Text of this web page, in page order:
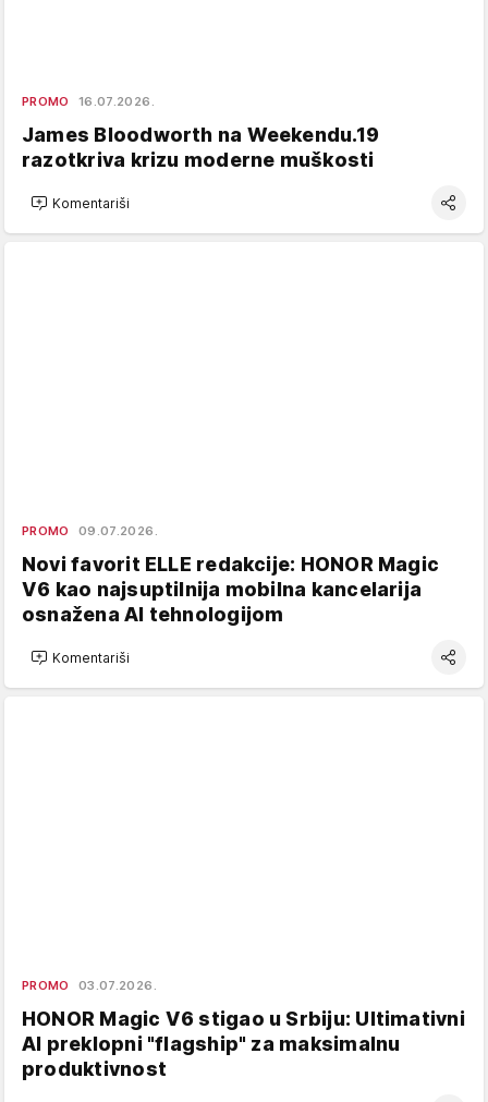
PROMO 16.07.2026.
James Bloodworth na Weekendu.19
razotkriva krizu moderne muškosti
Komentariši
PROMO 09.07.2026.
Novi favorit ELLE redakcije: HONOR Magic
V6 kao najsuptilnija mobilna kancelarija
osnažena AI tehnologijom
Komentariši
PROMO 03.07.2026.
HONOR Magic V6 stigao u Srbiju: Ultimativni
AI preklopni "flagship" za maksimalnu
produktivnost